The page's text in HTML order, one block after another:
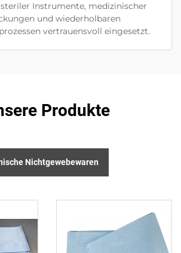
Instrumente, medizinischer
und wiederholbaren
vertrauensvoll eingesetzt.
Produkte
Nichtgewebewaren